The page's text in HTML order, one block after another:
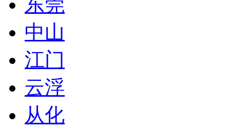
中山
江门
云浮
从化